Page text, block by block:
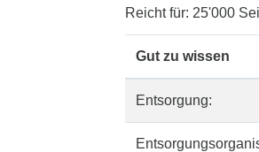
Reicht für: 25'000
Gut zu wissen
Entsorgung: